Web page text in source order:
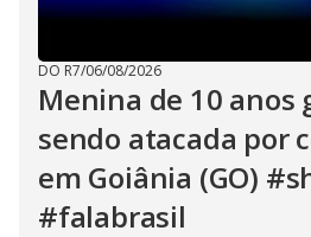
DO R7/06/08/2026
Menina de 10 anos
sendo atacada por
em Goiânia (GO)
#falabrasil